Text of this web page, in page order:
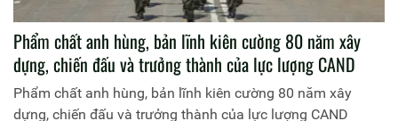
Phẩm chất anh hùng, bản lĩnh kiên cường 80 năm xây
dựng, chiến đấu và trưởng thành của lực lượng CAND
Phẩm chất anh hùng, bản lĩnh kiên cường 80 năm xây
dựng, chiến đấu và trưởng thành của lực lượng CAND